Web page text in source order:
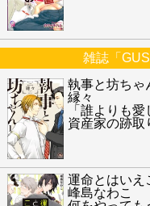
雑誌「
執事と坊ちゃ
縁々
「誰よりも
資産家の跡取
運命とはいえ
峰島なわこ